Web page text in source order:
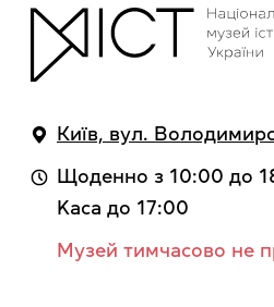
Київ, вул.
Щоденно з 10:00 до
Kaca до 17:00
Музей тимчасово не